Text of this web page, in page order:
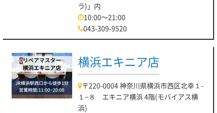
ラ)」内
10:00～21:00
043-309-9520
横浜エキニア店
〒220-0004 神奈川県横浜市西区北幸１-
１−８ エキニア横浜 4階(モバイアス横
浜)